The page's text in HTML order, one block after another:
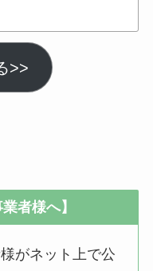
>>
者様へ】
がネット上で公